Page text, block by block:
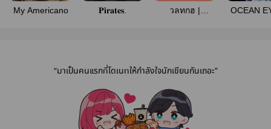
My Americano 𝐏𝐢𝐫𝐚𝐭𝐞𝐬.
วลทกฮ |
OCEAN
“มาเป็นคนแรกที่โดเนทให้กำลังใจนักเขียนกันเถอะ”